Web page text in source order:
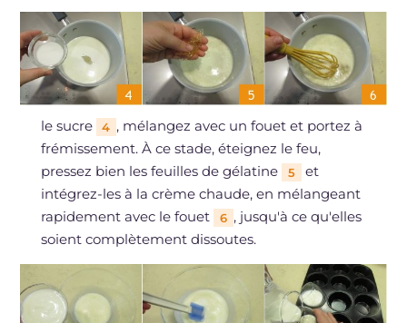
le sucre 4 , mélangez avec un fouet et portez à
frémissement. À ce stade, éteignez le feu,
pressez bien les feuilles de gélatine
5
et
intégrez-les à la crème chaude, en mélangeant
rapidement avec le fouet
6 , jusqu'à ce qu'elles
soient complètement dissoutes.